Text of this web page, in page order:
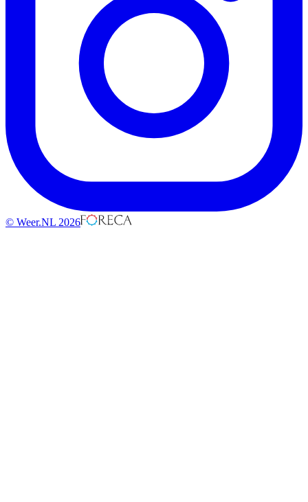
© Weer.NL 2026